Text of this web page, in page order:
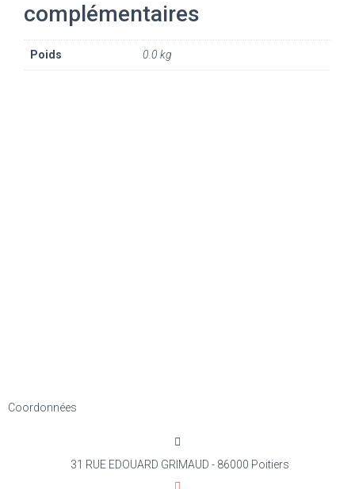
complémentaires
Poids 0.0 kg
Coordonnées
31 RUE EDOUARD GRIMAUD - 86000 Poitiers